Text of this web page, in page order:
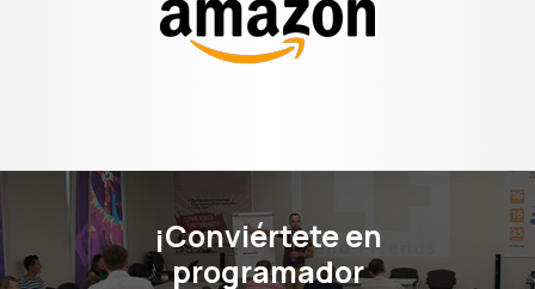
¡Conviértete en
programador